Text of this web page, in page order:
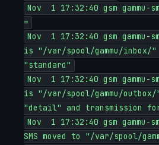
Nov 1 17:32:40 gsm gammu-
=
Nov 1 17:32:40 gsm gammu-
is "/var/spool/gammu/inbox/
"standard"
Nov 1 17:32:40 gsm gammu-
is "/var/spool/gammu/
"detail" and transmission
Nov 1 17:32:40 gsm gammu-
SMS moved to "/var/spool/